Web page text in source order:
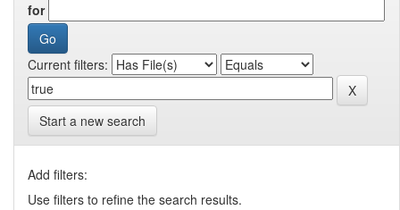
for
Current filters:
Start a new search
Add filters:
Use filters to refine the search results.